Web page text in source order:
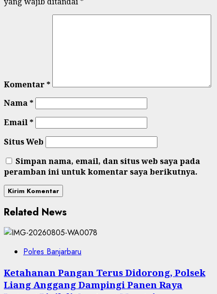
Komentar*
Nama*
Email*
Situs Web
Simpan nama, email, dan situs web saya pada
peramban ini untuk komentar saya berikutnya.
Related News
Polres Banjarbaru
Ketahanan Pangan Terus Didorong, Polsek
Liang Anggang Dampingi Panen Raya